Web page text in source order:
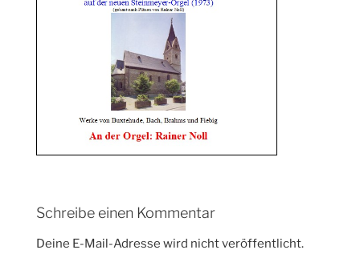
Schreibe einen Kommentar
Deine E-Mail-Adresse wird nicht veröffentlicht.